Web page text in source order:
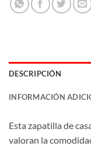
DESCRIPCIÓN
INFORMACIÓN
Esta zapatilla de
valoran la